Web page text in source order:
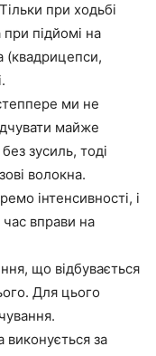
при ходьбі
підйомі на
(квадрицепси,
ми не
майже
зусиль, тоді
волокна.
інтенсивності, і
вправи на
що відбувається
Для цього
виконується за